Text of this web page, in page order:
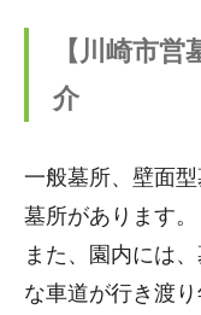
【川崎市
介
一般墓所、壁面
墓所があります。
また、園内には
な車道が行き渡り